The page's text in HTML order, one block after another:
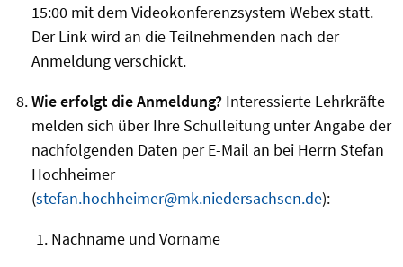
15:00 mit dem Videokonferenzsystem Webex statt.
Der Link wird an die Teilnehmenden nach der
Anmeldung verschickt.
Wie erfolgt die Anmeldung? Interessierte Lehrkräfte
melden sich über Ihre Schulleitung unter Angabe der
nachfolgenden Daten per E-Mail an bei Herrn Stefan
Hochheimer
(stefan.hochheimer@mk.niedersachsen.de):
Nachname und Vorname